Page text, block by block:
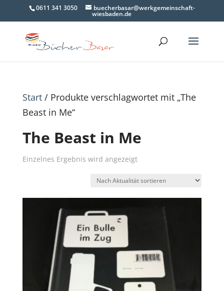
0611 341 3050 buecherbasar@werkgemeinschaft-
wiesbaden.de
Start/ Produkte verschlagwortet mit „The
Beast in Me“
The Beast in Me
Einzelnes Ergebnis wird angezeigt